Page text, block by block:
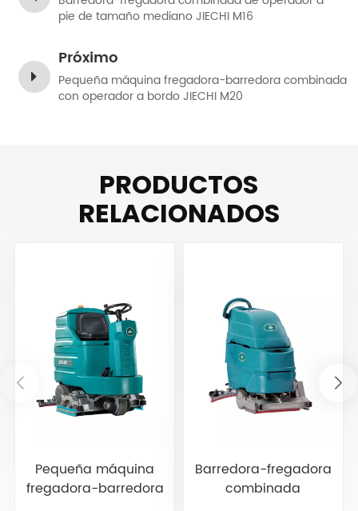
pie de tamaño mediano JIECHI M16
Próximo
Pequeña máquina fregadora-barredora combinada
con operador a bordo JIECHI M20
PRODUCTOS
RELACIONADOS
Pequeña máquina
fregadora-barredora
Barredora-fregadora
combinada